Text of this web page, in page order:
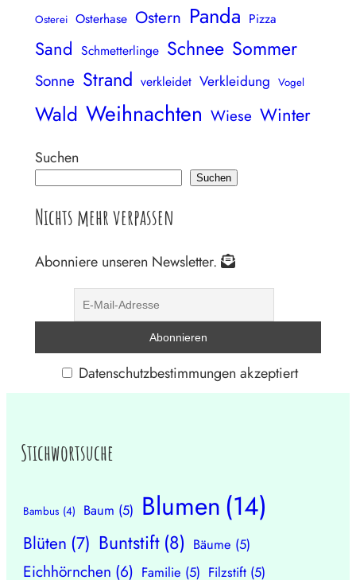
Osterei Osterhase Ostern Panda Pizza
Sand Schmetterlinge Schnee Sommer
Sonne Strand verkleidet Verkleidung Vogel
Wald Weihnachten Wiese Winter
Suchen
Suchen
Nichts mehr verpassen
Abonniere unseren Newsletter.
Datenschutzbestimmungen akzeptiert
Stichwortsuche
Bambus (4) Baum (5) Blumen(14)
Blüten (7) Buntstift (8) Bäume (5)
Eichhörnchen (6) Familie (5) Filzstift (5)